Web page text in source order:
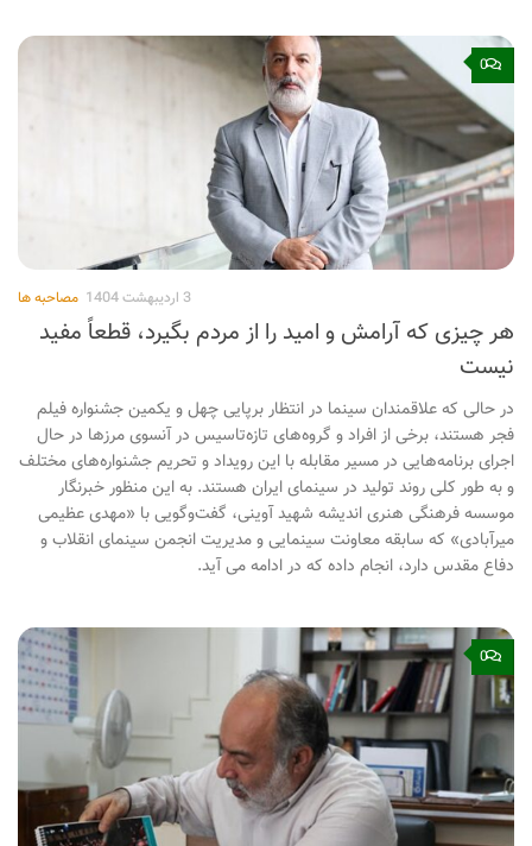
0
مصاحبه ها 3 اردیبهشت 1404
هر چیزی که آرامش و امید را از مردم بگیرد، قطعاً مفید
نیست
در حالی که علاقمندان سینما در انتظار برپایی چهل و یکمین جشنواره فیلم
فجر هستند، برخی از افراد و گروه‌های تازه‌تاسیس در آنسوی مرزها در حال
اجرای برنامه‌هایی در مسیر مقابله با این رویداد و تحریم جشنواره‌های مختلف
و به طور کلی روند تولید در سینمای ایران هستند. به این منظور خبرنگار
موسسه فرهنگی هنری اندیشه شهید آوینی، گفت‌و‌گویی با «مهدی عظیمی
میرآبادی» که سابقه معاونت سینمایی و مدیریت انجمن سینمای انقلاب و
دفاع مقدس دارد، انجام داده که در ادامه می آید.
0